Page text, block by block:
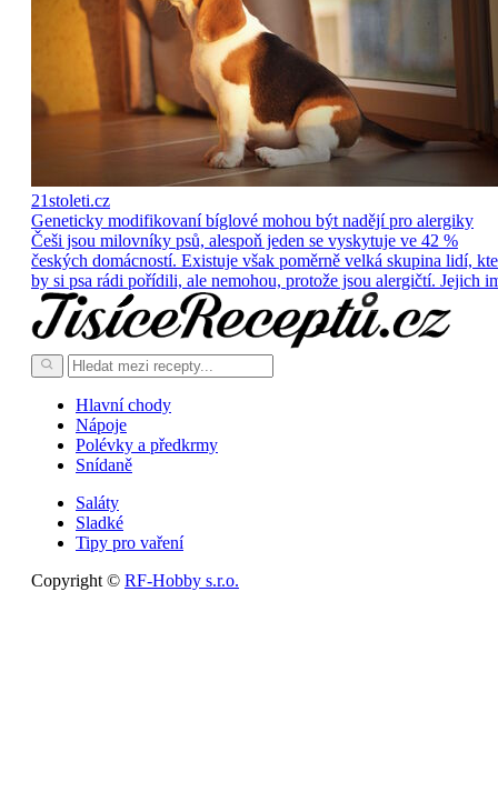
21stoleti.cz
Geneticky modifikovaní bíglové mohou být nadějí pro alergiky
Češi jsou milovníky psů, alespoň jeden se vyskytuje ve 42 %
českých domácností. Existuje však poměrně velká skupina lidí,
by si psa rádi pořídili, ale nemohou, protože jsou alergičtí. Jejich
Hlavní chody
Nápoje
Polévky a předkrmy
Snídaně
Saláty
Sladké
Tipy pro vaření
Copyright © RF-Hobby s.r.o.